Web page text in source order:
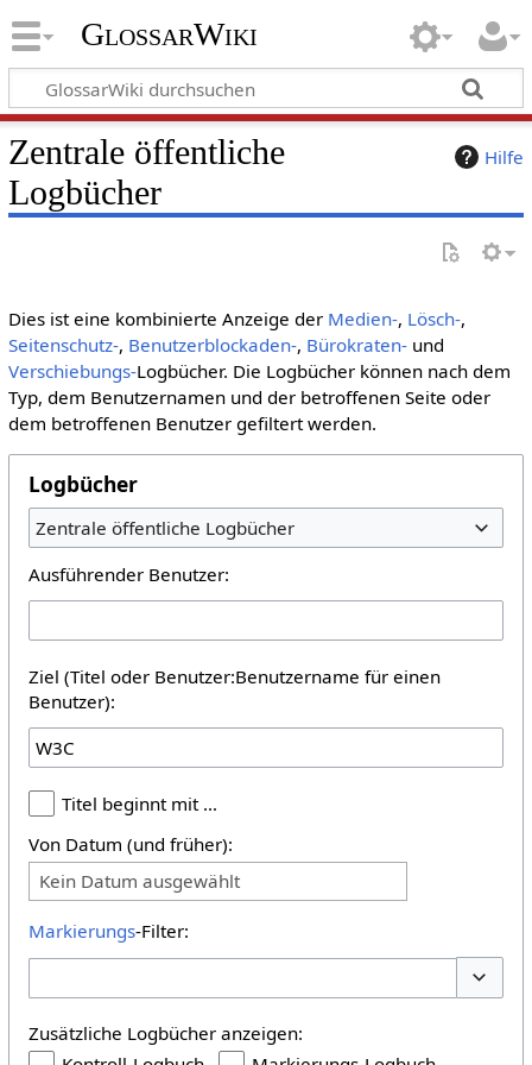
GlossarWiki
Hilfe
Zentrale öffentliche
Logbücher
Dies ist eine kombinierte Anzeige der Medien-, Lösch-,
Seitenschutz-, Benutzerblockaden-, Bürokraten-und
Verschiebungs-Logbücher. Die Logbücher können nach dem
Typ, dem Benutzernamen und der betroffenen Seite oder
dem betroffenen Benutzer gefiltert werden.
Logbücher
Zentrale öffentliche Logbücher
Ausführender Benutzer:
Ziel (Titel oder Benutzer:Benutzername für einen
Benutzer):
Titel beginnt mit …
Von Datum (und früher):
Kein Datum ausgewählt
Markierungs-Filter:
Zusätzliche Logbücher anzeigen: